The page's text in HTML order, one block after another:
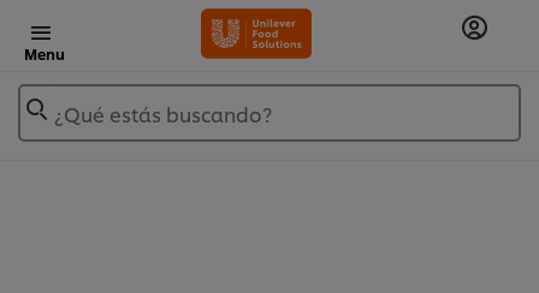
Menu
¿Qué estás buscando?